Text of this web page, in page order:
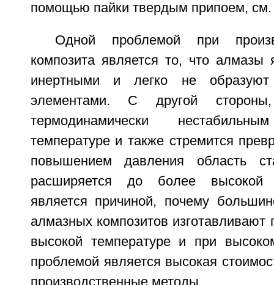
помощью пайки твердым припоем, см.
Одной проблемой при
композита является то, что алмазы
инертными и легко не
элементами. С другой
термодинамически
температуре и также стремится
повышением давления область
расширяется до более высокой
является причиной, почему
алмазных композитов изготавливают
высокой температуре и при
проблемой является высокая
производственные методы.